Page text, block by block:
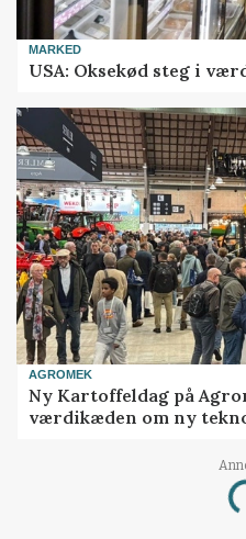
MARKED
USA: Oksekød steg i
AGROMEK
Ny Kartoffeldag på
værdikæden om ny